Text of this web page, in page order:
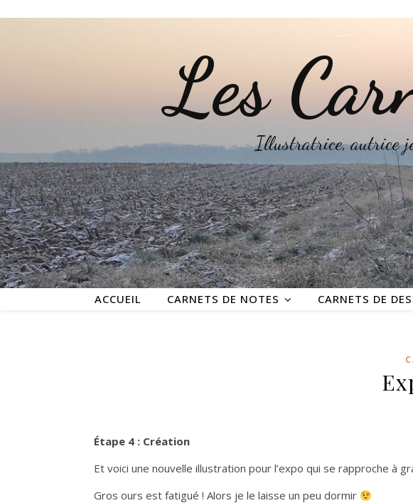
Les
Illustratrice, autrice
ACCUEIL CARNETS DE NOTES CARNETS DE
Étape 4 : Création
Et voici une nouvelle illustration pour l’expo qui se rapproche à
Gros ours est fatigué ! Alors je le laisse un peu dormir